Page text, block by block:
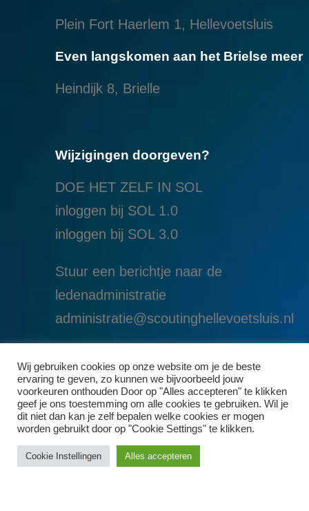
Plein Fort Haerlem 1, Hellevoetsluis
Even langskomen aan het Brielse meer
Heindijk 8, Brielle
Wijzigingen doorgeven?
DOE HET ZELF IN SOL
inloggen bij SOL 1.0
inloggen bij SOL 3.0
Stuur een berichtje naar de
ledenadministratie
administratie@scoutinghellevoetsluis.nl
Wij gebruiken cookies op onze website om je de beste
ervaring te geven, zo kunnen we bijvoorbeeld jouw
voorkeuren onthouden Door op "Alles accepteren" te klikken
geef je ons toestemming om alle cookies te gebruiken. Wil je
dit niet dan kan je zelf bepalen welke cookies er mogen
worden gebruikt door op "Cookie Settings" te klikken.
Cookie Instellingen Alles accepteren